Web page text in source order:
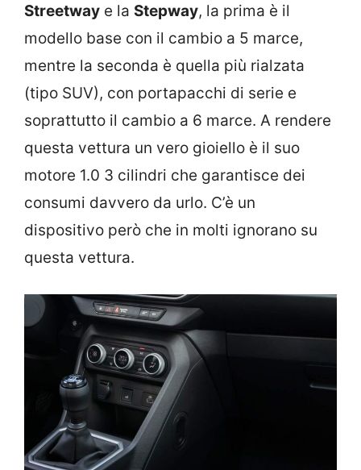
Streetway e la Stepway, la prima è il
modello base con il cambio a 5 marce,
mentre la seconda è quella più rialzata
(tipo SUV), con portapacchi di serie e
soprattutto il cambio a 6 marce. A rendere
questa vettura un vero gioiello è il suo
motore 1.0 3 cilindri che garantisce dei
consumi davvero da urlo. C’è un
dispositivo però che in molti ignorano su
questa vettura.